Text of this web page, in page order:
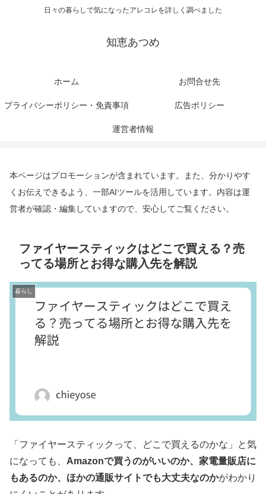
日々の暮らしで気になったアレコレを詳しく調べました
知恵あつめ
ホーム お問合せ先
プライバシーポリシー・免責事項 広告ポリシー
運営者情報
本ページはプロモーションが含まれています。また、分かりやす
くお伝えできるよう、一部AIツールを活用しています。内容は運
営者が確認・編集していますので、安心してご覧ください。
ファイヤースティックはどこで買える？売
ってる場所とお得な購入先を解説
暮らし
「ファイヤースティックって、どこで買えるのかな」と気
になっても、 Amazonで買うのがいいのか、家電量販店に
もあるのか、ほかの通販サイトでも大丈夫なのかがわかり